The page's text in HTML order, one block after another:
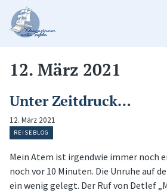
12. März 2021
Unter Zeitdruck…
12. März 2021
REISEBLOG
Mein Atem ist irgendwie immer noch
noch vor 10 Minuten. Die Unruhe auf
ein wenig gelegt. Der Ruf von Detlef